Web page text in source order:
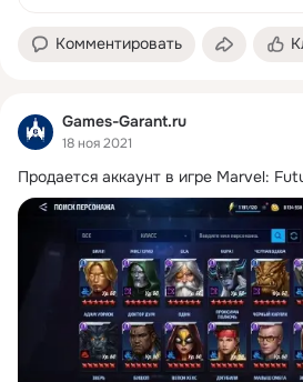
Комментировать
Games-Garant.ru
18 ноя 2021
Продается аккаунт в игре Marvel: